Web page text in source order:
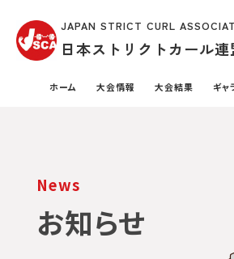
JAPAN STRICT CURL
日本ストリクトカール連
ホーム 大会情報 大会結果 ギャ
News
お知らせ